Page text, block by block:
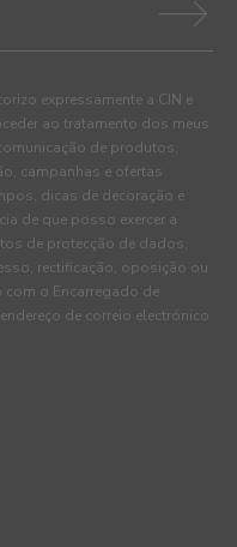
expressamente a CIN e
ao tratamento dos meus
de produtos,
campanhas e ofertas
dicas de decoração e
de que posso exercer a
de protecção de dados,
rectificação, oposição ou
o Encarregado de
de correio electrónico